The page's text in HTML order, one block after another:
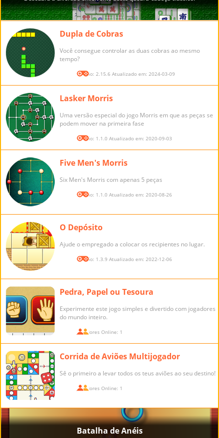
Dupla de Cobras
Você consegue controlar as duas cobras ao mesmo
tempo?
Versão: 2.15.6 Atualizado em: 2024-03-09
Lasker Morris
Uma versão especial do jogo Morris em que as peças se
podem mover na primeira fase
Versão: 1.1.0 Atualizado em: 2020-09-03
Five Men's Morris
Six Men's Morris com apenas 5 peças
Versão: 1.1.0 Atualizado em: 2020-08-26
O Depósito
Ajude o empregado a colocar os recipientes no lugar.
Versão: 1.3.9 Atualizado em: 2022-12-06
Pedra, Papel ou Tesoura
Experimente este jogo simples e divertido com jogadores
do mundo inteiro.
Jogadores Online: 1
Corrida de Aviões Multijogador
Sê o primeiro a levar todos os teus aviões ao seu destino!
Jogadores Online: 1